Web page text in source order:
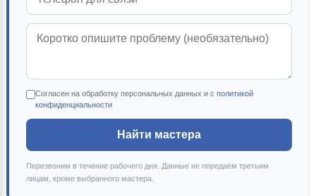
Согласен на обработку персональных данных и с политикой
конфиденциальности
Найти мастера
Перезвоним в течение рабочего дня. Данные не передаём третьим
лицам, кроме выбранного мастера.